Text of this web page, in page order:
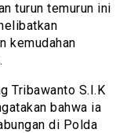
turun temurun ini
kemudahan
Tribawanto S.I.K
bahwa ia
di Polda